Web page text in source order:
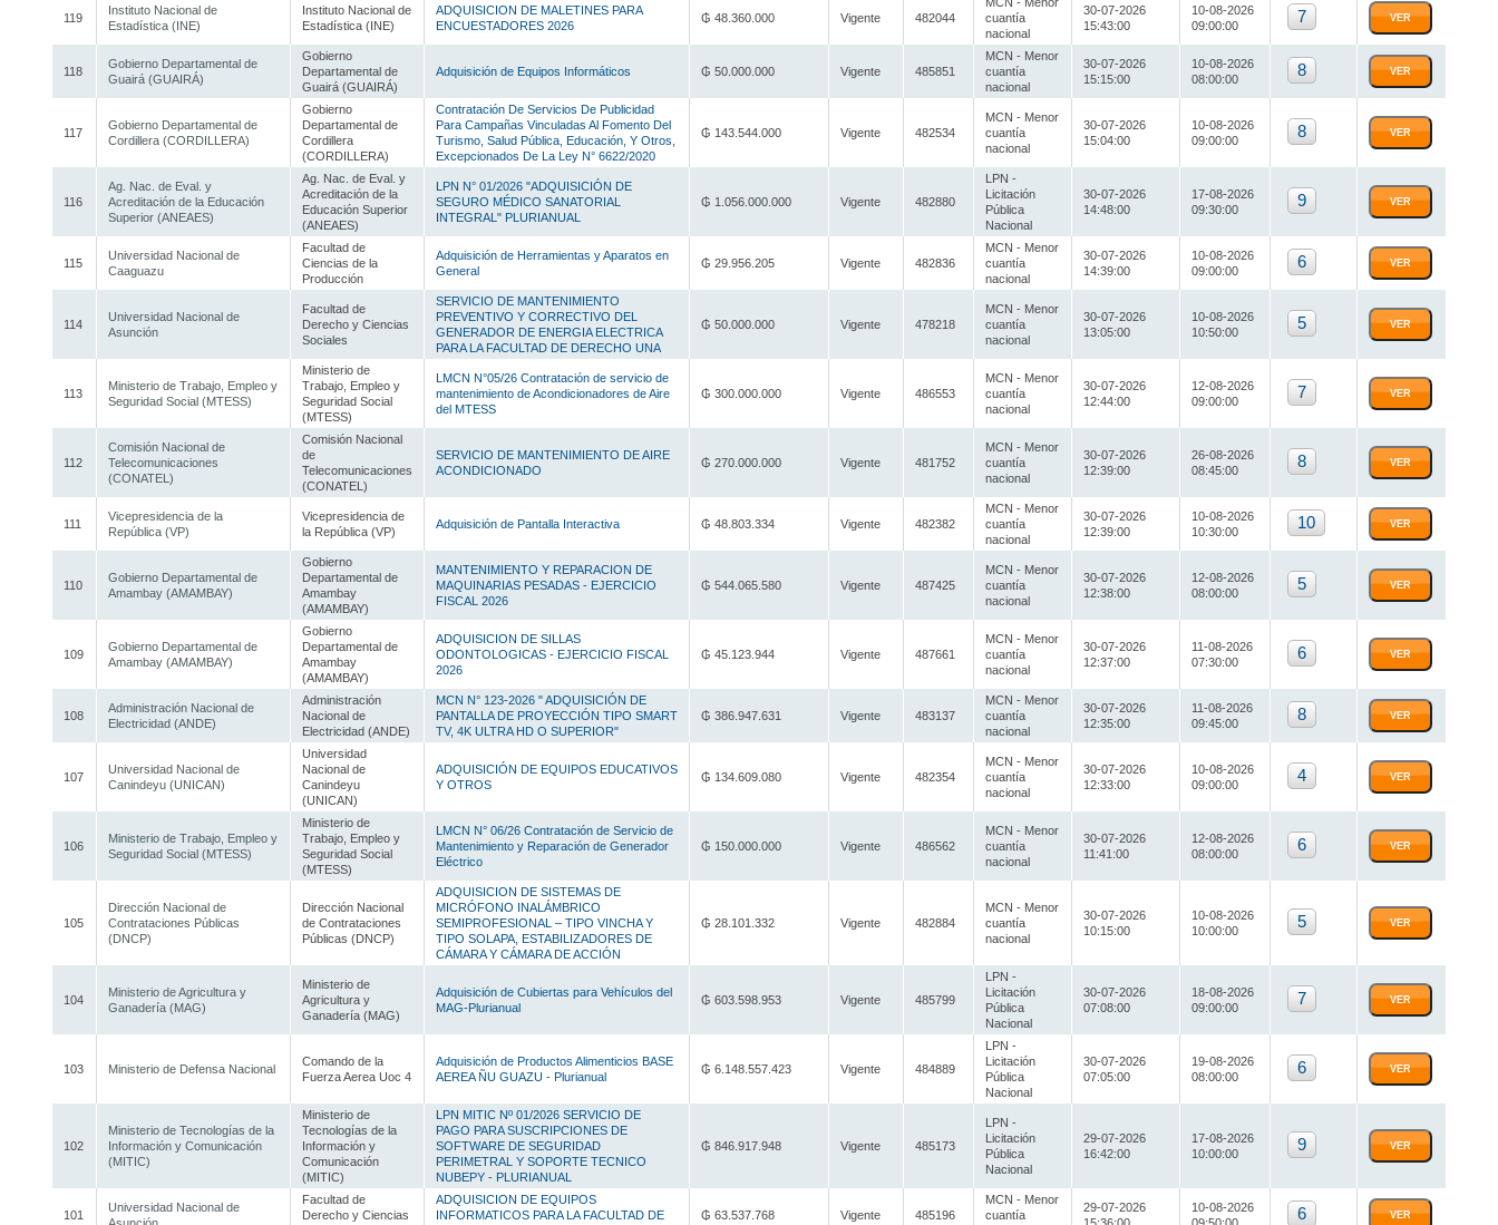
119
Instituto Nacional de
Estadística (INE)
Instituto Nacional de
Estadística (INE)
ADQUISICION DE MALETINES PARA
ENCUESTADORES 2026
₲ 48.360.000 Vigente 482044
cuantía
nacional
30-07-2026
15:43:00
10-08-2026
09:00:00
7 VER
118
Gobierno Departamental de
Guairá (GUAIRÁ)
Gobierno
Departamental de
Guairá (GUAIRÁ)
Adquisición de Equipos Informáticos ₲ 50.000.000 Vigente 485851
MCN - Menor
cuantía
nacional
30-07-2026
15:15:00
10-08-2026
08:00:00
8 VER
117
Gobierno Departamental de
Cordillera (CORDILLERA)
Gobierno
Departamental de
Cordillera
(CORDILLERA)
Contratación De Servicios De Publicidad
Para Campañas Vinculadas Al Fomento Del
Turismo, Salud Pública, Educación, Y Otros,
Excepcionados De La Ley N° 6622/2020
₲ 143.544.000 Vigente 482534
MCN - Menor
cuantía
nacional
30-07-2026
15:04:00
10-08-2026
09:00:00
8 VER
116
Ag. Nac. de Eval. y
Acreditación de la Educación
Superior (ANEAES)
Ag. Nac. de Eval. y
Acreditación de la
Educación Superior
(ANEAES)
LPN N° 01/2026 "ADQUISICIÓN DE
SEGURO MÉDICO SANATORIAL
INTEGRAL" PLURIANUAL
₲ 1.056.000.000 Vigente 482880
LPN -
Licitación
Pública
Nacional
30-07-2026
14:48:00
17-08-2026
09:30:00
9 VER
115
Universidad Nacional de
Caaguazu
Facultad de
Ciencias de la
Producción
Adquisición de Herramientas y Aparatos en
General
₲ 29.956.205 Vigente 482836
MCN - Menor
cuantía
nacional
30-07-2026
14:39:00
10-08-2026
09:00:00
6 VER
114
Universidad Nacional de
Asunción
Facultad de
Derecho y Ciencias
Sociales
SERVICIO DE MANTENIMIENTO
PREVENTIVO Y CORRECTIVO DEL
GENERADOR DE ENERGIA ELECTRICA
PARA LA FACULTAD DE DERECHO UNA
₲ 50.000.000 Vigente 478218
MCN - Menor
cuantía
nacional
30-07-2026
13:05:00
10-08-2026
10:50:00
5 VER
113
Ministerio de Trabajo, Empleo y
Seguridad Social (MTESS)
Ministerio de
Trabajo, Empleo y
Seguridad Social
(MTESS)
LMCN N°05/26 Contratación de servicio de
mantenimiento de Acondicionadores de Aire
del MTESS
₲ 300.000.000 Vigente 486553
MCN - Menor
cuantía
nacional
30-07-2026
12:44:00
12-08-2026
09:00:00
7 VER
112
Comisión Nacional de
Telecomunicaciones
(CONATEL)
Comisión Nacional
de
Telecomunicaciones
(CONATEL)
SERVICIO DE MANTENIMIENTO DE AIRE
ACONDICIONADO
₲ 270.000.000 Vigente 481752
MCN - Menor
cuantía
nacional
30-07-2026
12:39:00
26-08-2026
08:45:00
8 VER
111
Vicepresidencia de la
República (VP)
Vicepresidencia de
la República (VP)
Adquisición de Pantalla Interactiva ₲ 48.803.334 Vigente 482382
MCN - Menor
cuantía
nacional
30-07-2026
12:39:00
10-08-2026
10:30:00
10 VER
110
Gobierno Departamental de
Amambay (AMAMBAY)
Gobierno
Departamental de
Amambay
(AMAMBAY)
MANTENIMIENTO Y REPARACION DE
MAQUINARIAS PESADAS - EJERCICIO
FISCAL 2026
₲ 544.065.580 Vigente 487425
MCN - Menor
cuantía
nacional
30-07-2026
12:38:00
12-08-2026
08:00:00
5 VER
109
Gobierno Departamental de
Amambay (AMAMBAY)
Gobierno
Departamental de
Amambay
(AMAMBAY)
ADQUISICION DE SILLAS
ODONTOLOGICAS - EJERCICIO FISCAL
2026
₲ 45.123.944 Vigente 487661
MCN - Menor
cuantía
nacional
30-07-2026
12:37:00
11-08-2026
07:30:00
6 VER
108
Administración Nacional de
Electricidad (ANDE)
Administración
Nacional de
Electricidad (ANDE)
MCN N° 123-2026 " ADQUISICIÓN DE
PANTALLA DE PROYECCIÓN TIPO SMART
TV, 4K ULTRA HD O SUPERIOR"
₲ 386.947.631 Vigente 483137
MCN - Menor
cuantía
nacional
30-07-2026
12:35:00
11-08-2026
09:45:00
8 VER
107
Universidad Nacional de
Canindeyu (UNICAN)
Universidad
Nacional de
Canindeyu
(UNICAN)
ADQUISICIÓN DE EQUIPOS EDUCATIVOS
Y OTROS
₲ 134.609.080 Vigente 482354
MCN - Menor
cuantía
nacional
30-07-2026
12:33:00
10-08-2026
09:00:00
4 VER
106
Ministerio de Trabajo, Empleo y
Seguridad Social (MTESS)
Ministerio de
Trabajo, Empleo y
Seguridad Social
(MTESS)
LMCN N° 06/26 Contratación de Servicio de
Mantenimiento y Reparación de Generador
Eléctrico
₲ 150.000.000 Vigente 486562
MCN - Menor
cuantía
nacional
30-07-2026
11:41:00
12-08-2026
08:00:00
6 VER
105
Dirección Nacional de
Contrataciones Públicas
(DNCP)
Dirección Nacional
de Contrataciones
Públicas (DNCP)
ADQUISICION DE SISTEMAS DE
MICRÓFONO INALÁMBRICO
SEMIPROFESIONAL – TIPO VINCHA Y
TIPO SOLAPA, ESTABILIZADORES DE
CÁMARA Y CÁMARA DE ACCIÓN
₲ 28.101.332 Vigente 482884
MCN - Menor
cuantía
nacional
30-07-2026
10:15:00
10-08-2026
10:00:00
5 VER
104
Ministerio de Agricultura y
Ganadería (MAG)
Ministerio de
Agricultura y
Ganadería (MAG)
Adquisición de Cubiertas para Vehículos del
MAG-Plurianual
₲ 603.598.953 Vigente 485799
LPN -
Licitación
Pública
Nacional
30-07-2026
07:08:00
18-08-2026
09:00:00
7 VER
103 Ministerio de Defensa Nacional
Comando de la
Fuerza Aerea Uoc 4
Adquisición de Productos Alimenticios BASE
AEREA ÑU GUAZU - Plurianual
₲ 6.148.557.423 Vigente 484889
LPN -
Licitación
Pública
Nacional
30-07-2026
07:05:00
19-08-2026
08:00:00
6 VER
102
Ministerio de Tecnologías de la
Información y Comunicación
(MITIC)
Ministerio de
Tecnologías de la
Información y
Comunicación
(MITIC)
LPN MITIC Nº 01/2026 SERVICIO DE
PAGO PARA SUSCRIPCIONES DE
SOFTWARE DE SEGURIDAD
PERIMETRAL Y SOPORTE TECNICO
NUBEPY - PLURIANUAL
₲ 846.917.948 Vigente 485173
LPN -
Licitación
Pública
Nacional
29-07-2026
16:42:00
17-08-2026
10:00:00
9 VER
101
Universidad Nacional de
Facultad de
Derecho y Ciencias
ADQUISICION DE EQUIPOS
INFORMATICOS PARA LA FACULTAD DE
₲ 63.537.768 Vigente 485196
MCN - Menor
cuantía
29-07-2026
10-08-2026
6 VER